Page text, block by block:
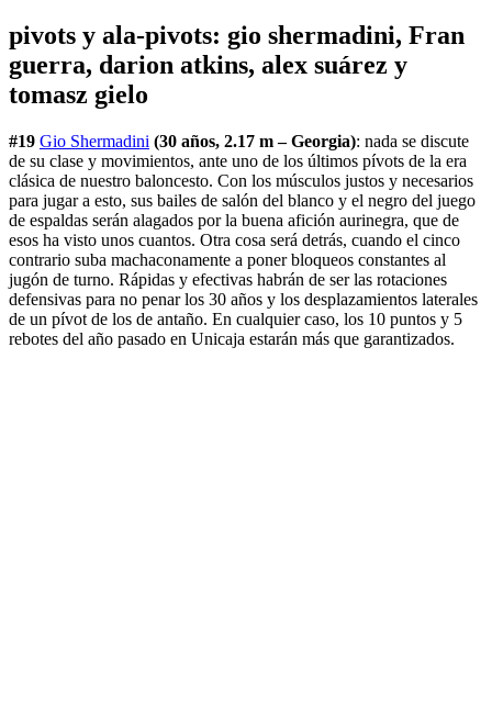
pivots y ala-pivots: gio shermadini, Fran
guerra, darion atkins, alex suárez y
tomasz gielo
#19 Gio Shermadini (30 años, 2.17 m – Georgia): nada se discute
de su clase y movimientos, ante uno de los últimos pívots de la era
clásica de nuestro baloncesto. Con los músculos justos y necesarios
para jugar a esto, sus bailes de salón del blanco y el negro del juego
de espaldas serán alagados por la buena afición aurinegra, que de
esos ha visto unos cuantos. Otra cosa será detrás, cuando el cinco
contrario suba machaconamente a poner bloqueos constantes al
jugón de turno. Rápidas y efectivas habrán de ser las rotaciones
defensivas para no penar los 30 años y los desplazamientos laterales
de un pívot de los de antaño. En cualquier caso, los 10 puntos y 5
rebotes del año pasado en Unicaja estarán más que garantizados.